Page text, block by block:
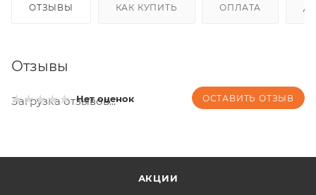
ОТЗЫВЫ КАК КУПИТЬ ОПЛАТА
Отзывы
Нет оценок ОСТАВИТЬ ОТЗЫВ
Загрузка отзывов...
АКЦИИ